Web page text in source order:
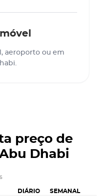
aeroporto ou em
preço de
Dhabi
DIÁRIO SEMANAL